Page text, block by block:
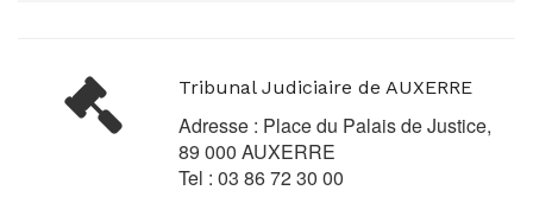
Tribunal Judiciaire de AUXERRE
Adresse : Place du Palais de Justice,
89 000 AUXERRE
Tel : 03 86 72 30 00